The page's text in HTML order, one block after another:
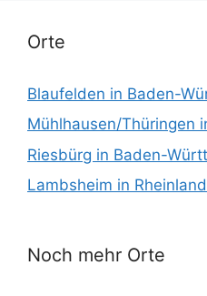
Orte
Blaufelden in Baden-
Mühlhausen/Thüringen
Riesbürg in Baden-
Lambsheim in
Noch mehr Orte